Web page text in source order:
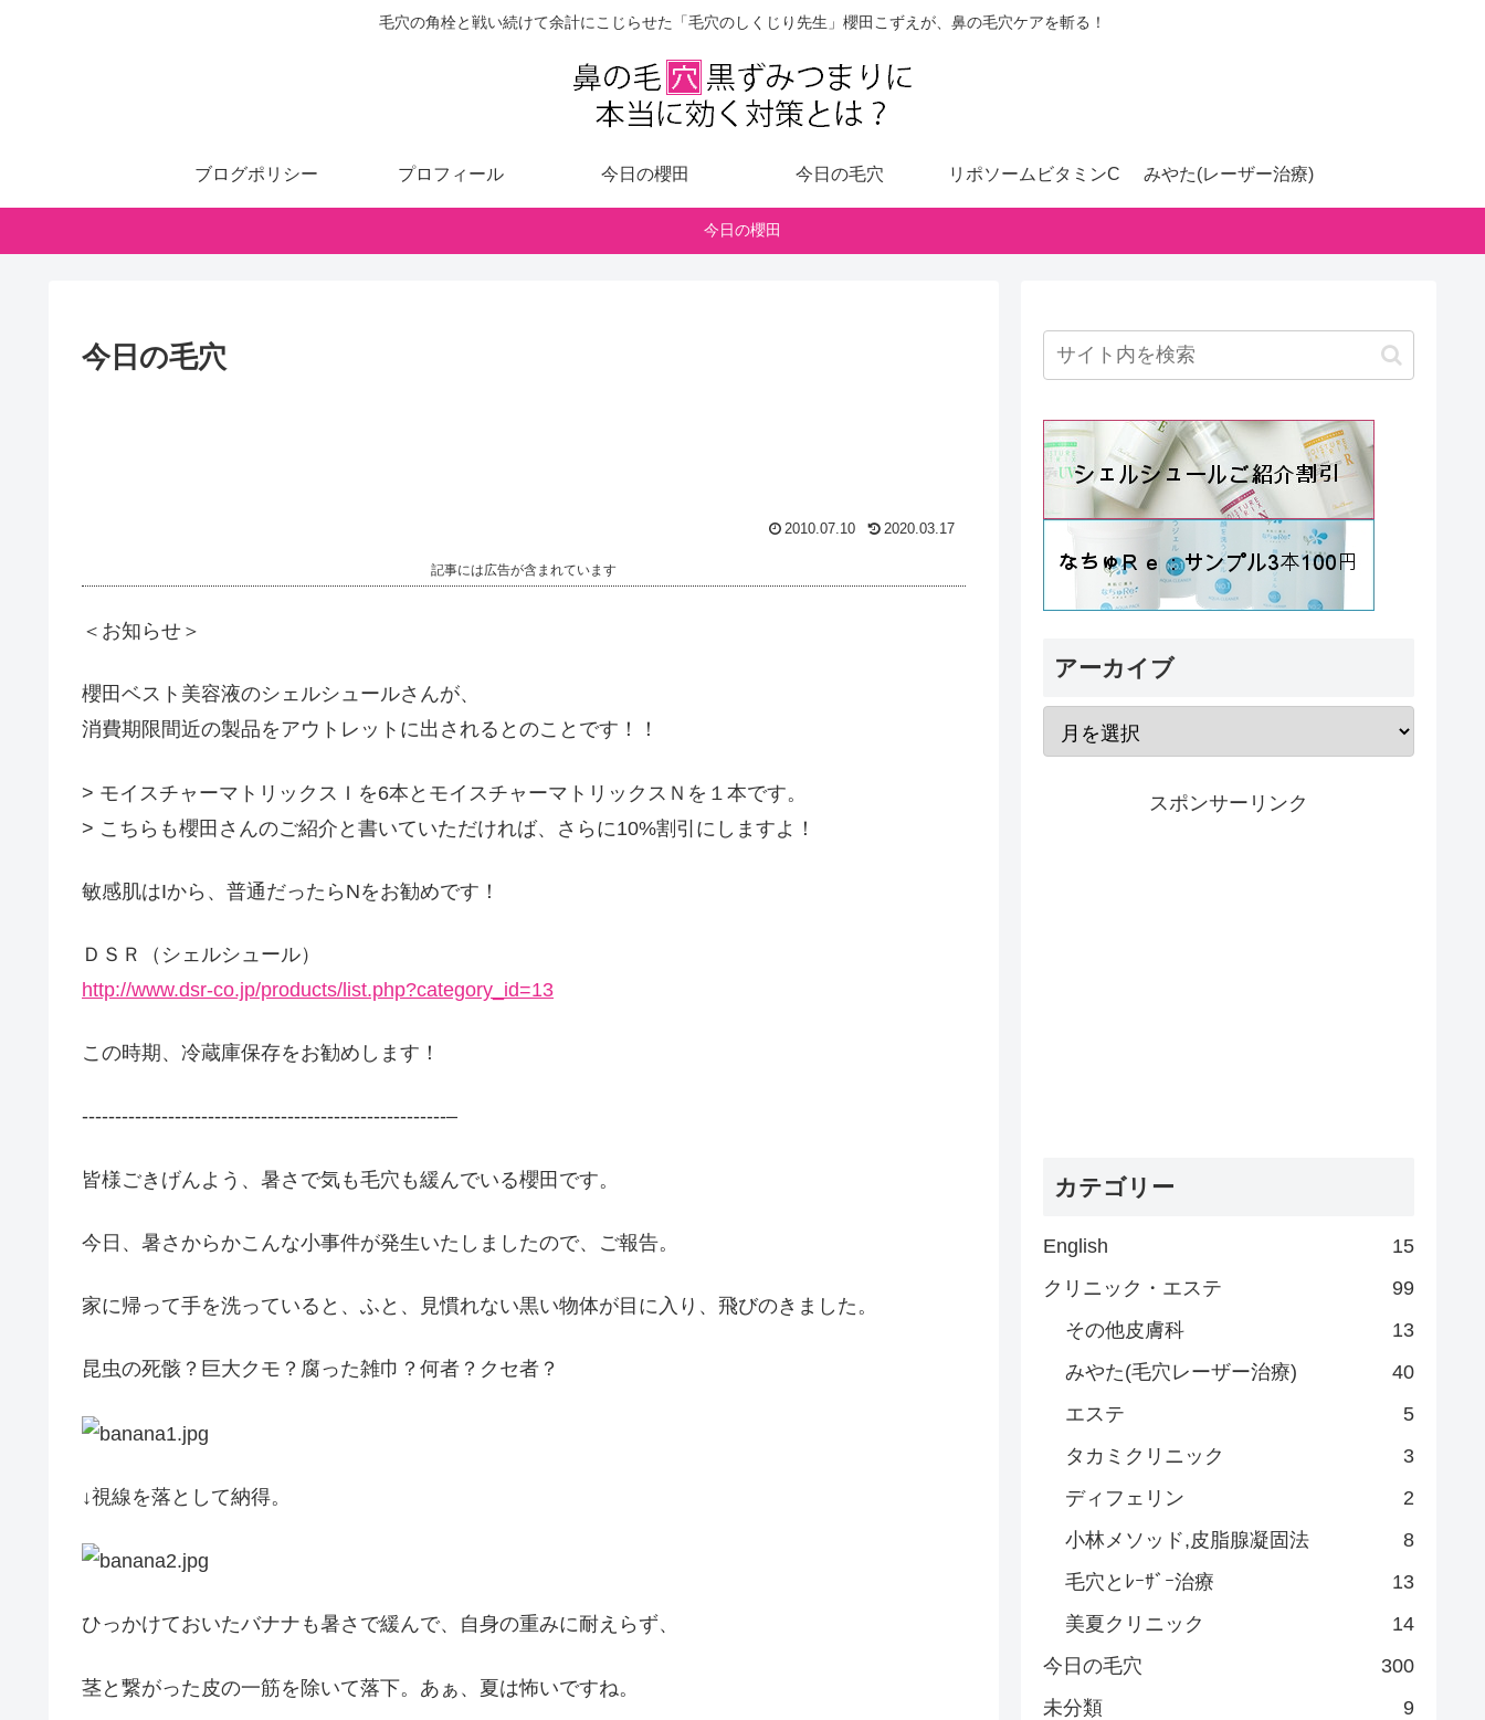
毛穴の角栓と戦い続けて余計にこじらせた「毛穴のしくじり先生」櫻田こずえが、鼻の毛穴ケアを斬る！
ブログポリシー プロフィール 今日の櫻田 今日の毛穴 リポソームビタミンC みやた(レーザー治療)
今日の櫻田
今日の毛穴
2010.07.10 2020.03.17
記事には広告が含まれています
＜お知らせ＞
櫻田ベスト美容液のシェルシュールさんが、
消費期限間近の製品をアウトレットに出されるとのことです！！
> モイスチャーマトリックスＩを6本とモイスチャーマトリックスＮを１本です。
> こちらも櫻田さんのご紹介と書いていただければ、さらに10%割引にしますよ！
敏感肌はIから、普通だったらNをお勧めです！
ＤＳＲ（シェルシュール）
http://www.dsr-co.jp/products/list.php?category_id=13
この時期、冷蔵庫保存をお勧めします！
-------------------------------------------------------–
皆様ごきげんよう、暑さで気も毛穴も緩んでいる櫻田です。
今日、暑さからかこんな小事件が発生いたしましたので、ご報告。
家に帰って手を洗っていると、ふと、見慣れない黒い物体が目に入り、飛びのきました。
昆虫の死骸？巨大クモ？腐った雑巾？何者？クセ者？
↓視線を落として納得。
ひっかけておいたバナナも暑さで緩んで、自身の重みに耐えらず、
茎と繋がった皮の一筋を除いて落下。あぁ、夏は怖いですね。
アーカイブ
スポンサーリンク
カテゴリー
English
15
クリニック・エステ
99
その他皮膚科
13
みやた(毛穴レーザー治療)
40
エステ
5
タカミクリニック
3
ディフェリン
2
小林メソッド,皮脂腺凝固法
8
毛穴とﾚｰｻﾞｰ治療
13
美夏クリニック
14
今日の毛穴
300
未分類
9